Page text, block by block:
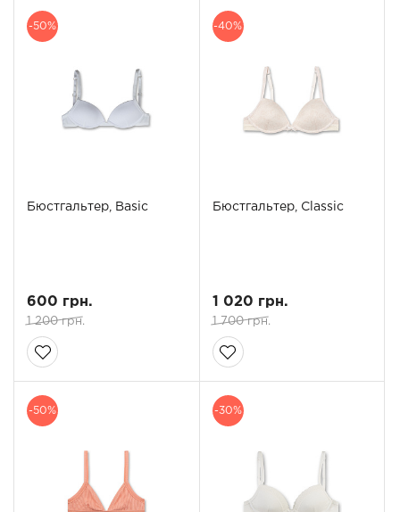
-50%
Бюстгальтер, Basic
600 грн.
1 200 грн.
-40%
Бюстгальтер, Classic
1 020 грн.
1 700 грн.
-50% -30%